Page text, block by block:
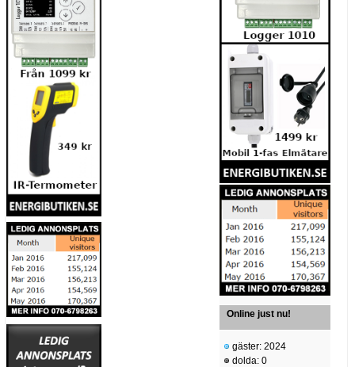
Online just nu!
gäster: 2024
dolda: 0